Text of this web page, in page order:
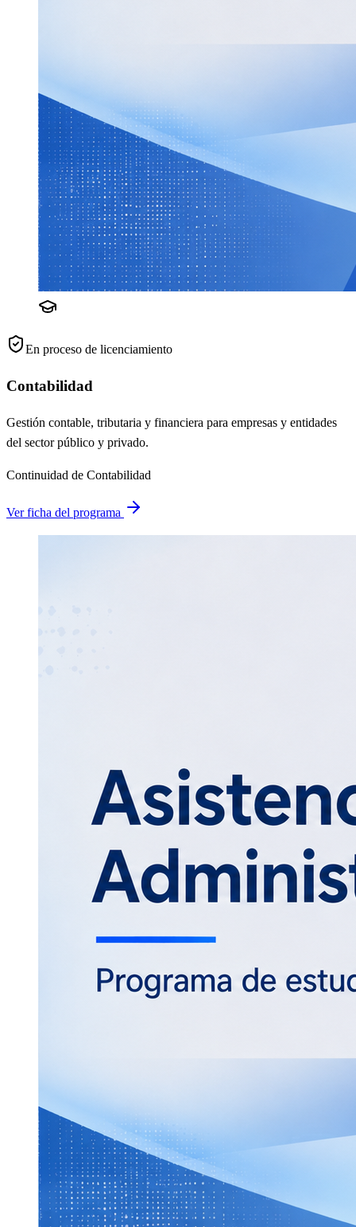
En proceso de licenciamiento
Contabilidad
Gestión contable, tributaria y financiera para empresas y entidades
del sector público y privado.
Continuidad de Contabilidad
Ver ficha del programa